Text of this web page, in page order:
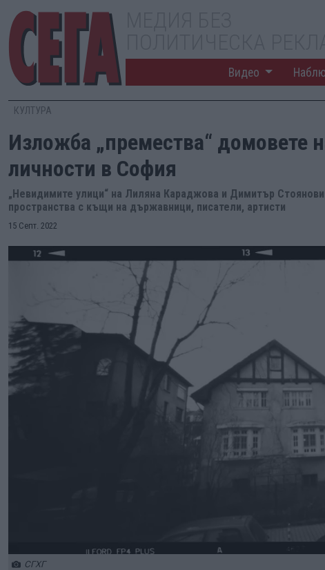
Видео
КУЛТУРА
Изложба „премества“ домовете
личности в София
„Невидимите улици“ на Лиляна Караджова и Димитър
пространства с къщи на държавници, писатели, артисти
15 Септ. 2022
СГХГ